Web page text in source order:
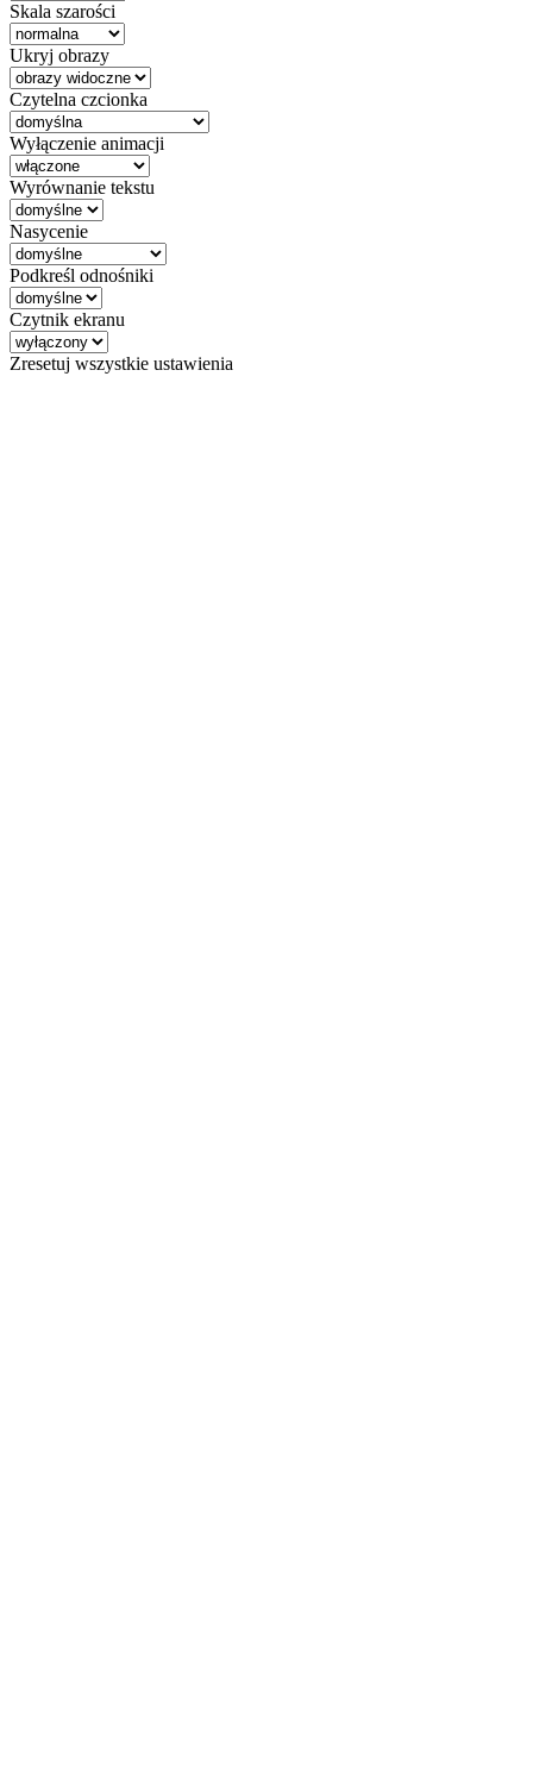
Skala szarości
Ukryj obrazy
Czytelna czcionka
Wyłączenie animacji
Wyrównanie tekstu
Nasycenie
Podkreśl odnośniki
Czytnik ekranu
Zresetuj wszystkie ustawienia